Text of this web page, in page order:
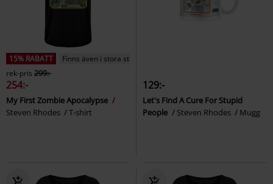
15% RABATT
Finns även i stora storlekar
rek-pris 299:-
254:-
My First Zombie Apocalypse
Steven Rhodes
T-shirt
129:-
Let's Find A Cure For Stupid
People
Steven Rhodes Mugg